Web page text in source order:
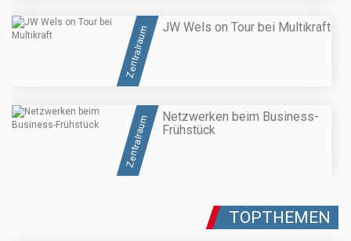
Zentralraum JW Wels on Tour bei Multikraft
Zentralraum
Netzwerken beim Business-
Frühstück
TOPTHEMEN